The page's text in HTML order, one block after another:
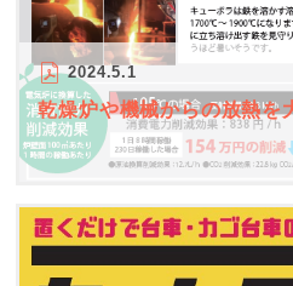
2024.5.1
乾燥炉や機械からの放熱を